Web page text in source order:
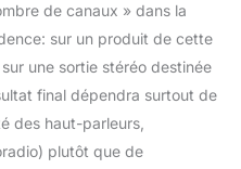
ou Android
vous permettant
des
telles que
Maps ou Waze
une guidance
de canaux » dans la
sur un produit de cette
une sortie stéréo destinée
final dépendra surtout de
des haut-parleurs,
plutôt que de